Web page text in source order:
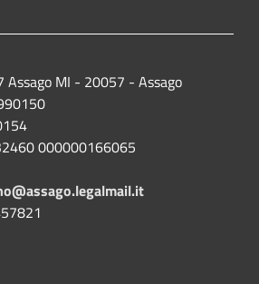
Assago MI - 20057 - Assago
000000166065